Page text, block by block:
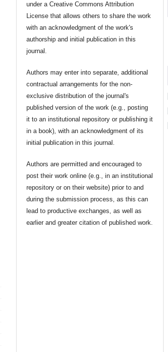
under a Creative Commons Attribution
License that allows others to share the work
with an acknowledgment of the work's
authorship and initial publication in this
journal.
Authors may enter into separate, additional
contractual arrangements for the non-
exclusive distribution of the journal's
published version of the work (e.g., posting
it to an institutional repository or publishing it
in a book), with an acknowledgment of its
initial publication in this journal.
Authors are permitted and encouraged to
post their work online (e.g., in an institutional
repository or on their website) prior to and
during the submission process, as this can
lead to productive exchanges, as well as
earlier and greater citation of published work.